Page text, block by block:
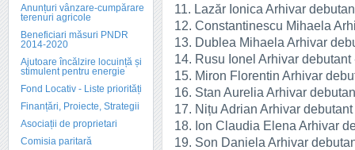
Anunțuri vânzare-cumpărare
terenuri agricole
Beneficiari măsuri PNDR
2014-2020
Ajutoare încălzire locuință și
stimulent pentru energie
Fond Locativ - Liste priorități
Finanțări, Proiecte, Strategii
Asociații de proprietari
Comisia paritară
11. Lazăr Ionica Arhivar
12. Constantinescu Mihaela
13. Dublea Mihaela Arhivar
14. Rusu Ionel Arhivar debutant
15. Miron Florentin Arhivar
16. Stan Aurelia Arhivar
17. Nițu Adrian Arhivar
18. Ion Claudia Elena Arhivar
19. Son Daniela Arhivar